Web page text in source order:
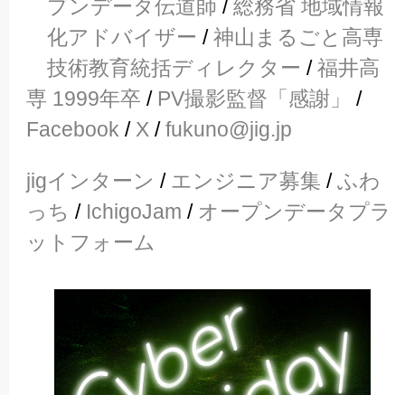
プンデータ伝道師 / 総務省 地域情報
化アドバイザー /神山まるごと高専
技術教育統括ディレクター /福井高
専 1999年卒 / PV撮影監督「感謝」
/
Facebook / X /fukuno@jig.jp
jigインターン / エンジニア募集 /ふわ
っち / IchigoJam / オープンデータプラ
ットフォーム